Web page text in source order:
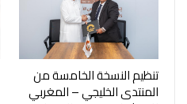
تنظيم النسخة الخامسة من
المنتدى الخليجي – المغربي